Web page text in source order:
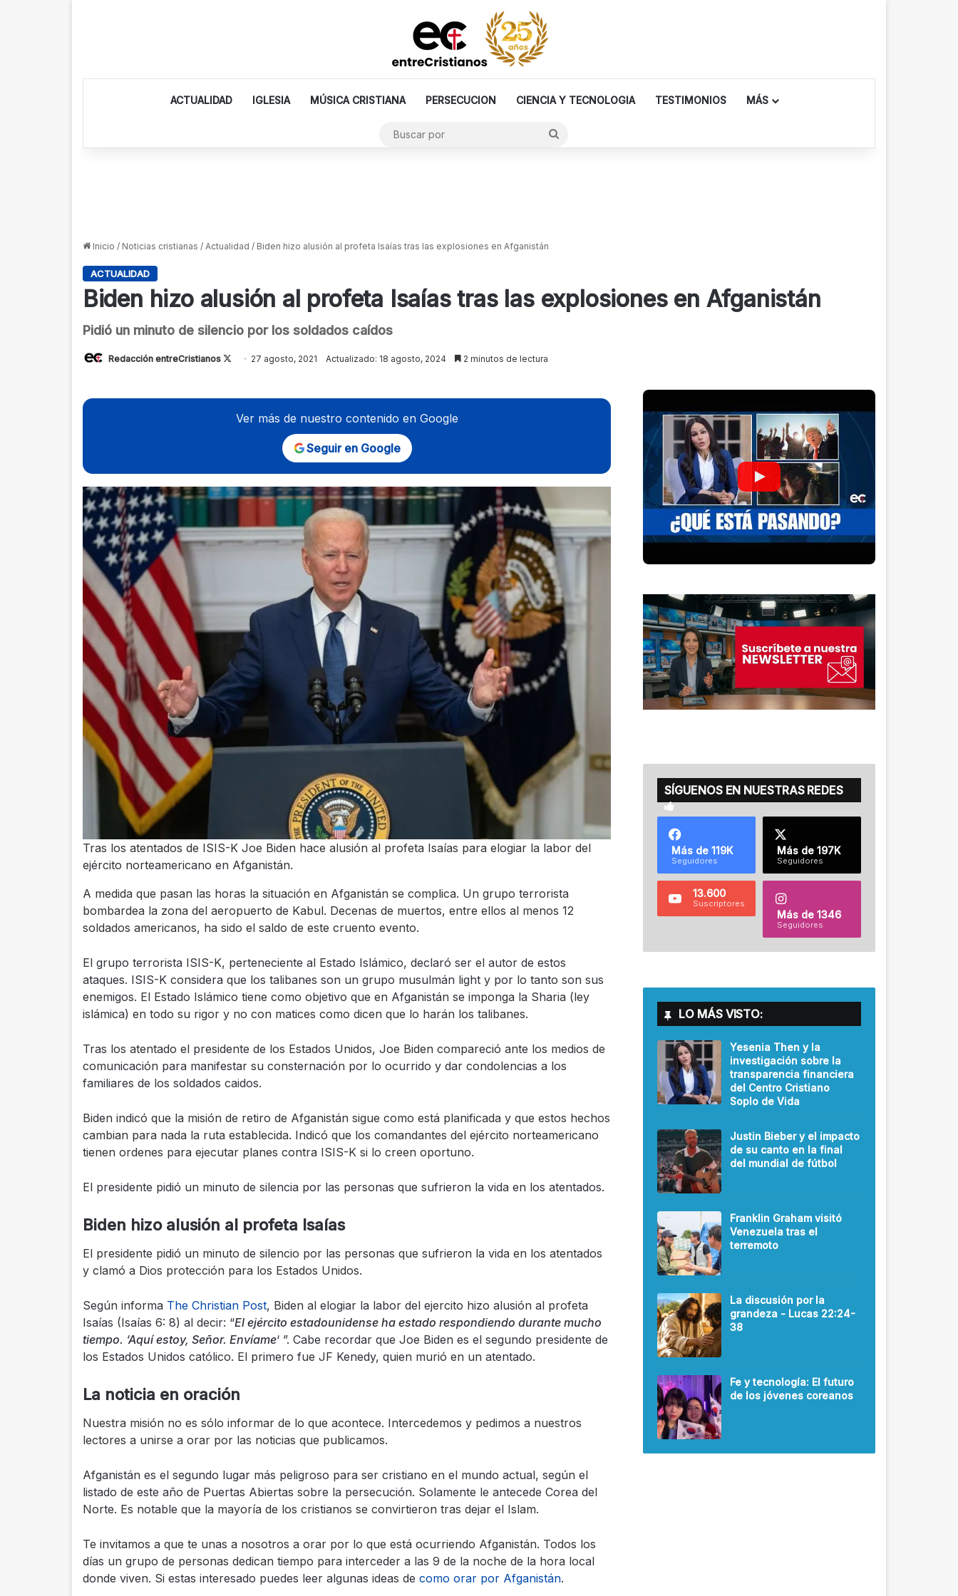
ACTUALIDAD IGLESIA MÚSICA CRISTIANA PERSECUCION CIENCIA Y TECNOLOGIA TESTIMONIOS MÁS
Inicio / Noticias cristianas / Actualidad / Biden hizo alusión al profeta Isaías tras las explosiones en Afganistán
ACTUALIDAD
Biden hizo alusión al profeta Isaías tras las explosiones en Afganistán
Pidió un minuto de silencio por los soldados caídos
Redacción entreCristianos
Follow27 agosto, 2021 Actualizado: 18 agosto, 2024 2 minutos de lectura
Ver más de nuestro contenido en Google
Seguir en Google
Tras los atentados de ISIS-K Joe Biden hace alusión al profeta Isaías para elogiar la labor del
ejército norteamericano en Afganistán.
A medida que pasan las horas la situación en Afganistán se complica. Un grupo terrorista
bombardea la zona del aeropuerto de Kabul. Decenas de muertos, entre ellos al menos 12
soldados americanos, ha sido el saldo de este cruento evento.
El grupo terrorista ISIS-K, perteneciente al Estado Islámico, declaró ser el autor de estos
ataques. ISIS-K considera que los talibanes son un grupo musulmán light y por lo tanto son sus
enemigos. El Estado Islámico tiene como objetivo que en Afganistán se imponga la Sharia (ley
islámica) en todo su rigor y no con matices como dicen que lo harán los talibanes.
Tras los atentado el presidente de los Estados Unidos, Joe Biden compareció ante los medios de
comunicación para manifestar su consternación por lo ocurrido y dar condolencias a los
familiares de los soldados caidos.
Biden indicó que la misión de retiro de Afganistán sigue como está planificada y que estos hechos
cambian para nada la ruta establecida. Indicó que los comandantes del ejército norteamericano
tienen ordenes para ejecutar planes contra ISIS-K si lo creen oportuno.
El presidente pidió un minuto de silencia por las personas que sufrieron la vida en los atentados.
Biden hizo alusión al profeta Isaías
El presidente pidió un minuto de silencio por las personas que sufrieron la vida en los atentados
y clamó a Dios protección para los Estados Unidos.
Según informa The Christian Post, Biden al elogiar la labor del ejercito hizo alusión al profeta
Isaías (Isaías 6: 8) al decir: “El ejército estadounidense ha estado respondiendo durante mucho
tiempo. ‘Aquí estoy, Señor. Envíame‘ ”. Cabe recordar que Joe Biden es el segundo presidente de
los Estados Unidos católico. El primero fue JF Kenedy, quien murió en un atentado.
La noticia en oración
Nuestra misión no es sólo informar de lo que acontece. Intercedemos y pedimos a nuestros
lectores a unirse a orar por las noticias que publicamos.
Afganistán es el segundo lugar más peligroso para ser cristiano en el mundo actual, según el
listado de este año de Puertas Abiertas sobre la persecución. Solamente le antecede Corea del
Norte. Es notable que la mayoría de los cristianos se convirtieron tras dejar el Islam.
Te invitamos a que te unas a nosotros a orar por lo que está ocurriendo Afganistán. Todos los
días un grupo de personas dedican tiempo para interceder a las 9 de la noche de la hora local
donde viven. Si estas interesado puedes leer algunas ideas de como orar por Afganistán.
SÍGUENOS EN NUESTRAS REDES
Más de 119K
Seguidores
Más de 197K
Seguidores
13.600
Suscriptores
Más de 1346
Seguidores
LO MÁS VISTO:
Yesenia Then y la
investigación sobre la
transparencia financiera
del Centro Cristiano
Soplo de Vida
Justin Bieber y el impacto
de su canto en la final
del mundial de fútbol
Franklin Graham visitó
Venezuela tras el
terremoto
La discusión por la
grandeza - Lucas 22:24-
38
Fe y tecnología: El futuro
de los jóvenes coreanos